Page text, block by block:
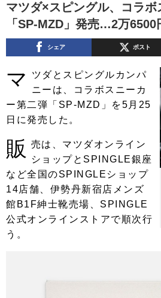
東海
中国
九州
注目の記事
ショップレポート
自動車豆知識 スト
鈑金・塗装
ディテイリング
ディテイリング
ヘッドライト磨き
フィルム・ラッピング
鈑金・塗装
小キズ直し
特集記事
ストップ 不具合修理＆粗悪修理
カー
ショップ紹介
ショップレポート
レストア
マツダ×スピングル、コラ
「SP-MZD」発売…2万6500
シェア ポスト
マ
ツダとスピングルカンパ
ニーは、コラボスニーカ
ー第二弾「SP-MZD」を5月25
日に発売した。
販
売は、マツダオンライン
ショップとSPINGLE銀座
など全国のSPINGLEショップ
14店舗、伊勢丹新宿店メンズ
館B1F紳士靴売場、SPINGLE
公式オンラインストアで順次行
う。